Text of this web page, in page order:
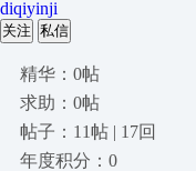
diqiyinji
关注 私信
精华：0帖
求助：0帖
帖子：11帖 | 17回
年度积分：0